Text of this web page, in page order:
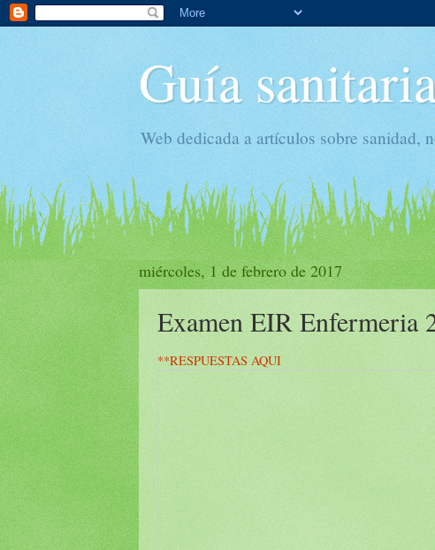
Guía
Web dedicada a artículos sobre sanidad,
miércoles, 1 de febrero de 2017
Examen EIR Enfermeria
**RESPUESTAS AQUI